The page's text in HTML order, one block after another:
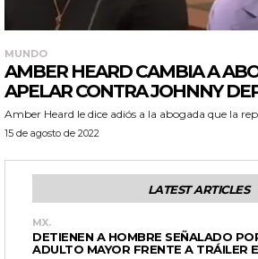
MUNDO
AMBER HEARD CAMBIA A
APELAR CONTRA JOHNNY
Amber Heard le dice adiós a la abogada que la
15 de agosto de 2022
LATEST ARTICLES
MX.
DETIENEN A HOMBRE SEÑALADO
ADULTO MAYOR FRENTE A TRÁILER